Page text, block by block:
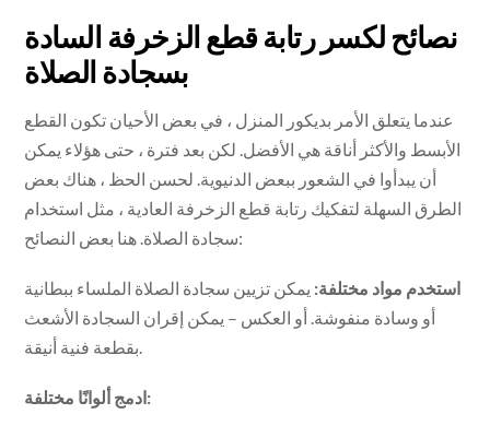
نصائح لكسر رتابة قطع الزخرفة السادة
بسجادة الصلاة
عندما يتعلق الأمر بديكور المنزل ، في بعض الأحيان تكون القطع
الأبسط والأكثر أناقة هي الأفضل. لكن بعد فترة ، حتى هؤلاء يمكن
أن يبدأوا في الشعور ببعض الدنيوية. لحسن الحظ ، هناك بعض
الطرق السهلة لتفكيك رتابة قطع الزخرفة العادية ، مثل استخدام
سجادة الصلاة. هنا بعض النصائح:
استخدم مواد مختلفة: يمكن تزيين سجادة الصلاة الملساء ببطانية
أو وسادة منفوشة. أو العكس – يمكن إقران السجادة الأشعث
بقطعة فنية أنيقة.
ادمج ألوانًا مختلفة: